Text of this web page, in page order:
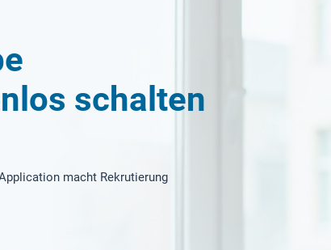
schalten
macht Rekrutierung